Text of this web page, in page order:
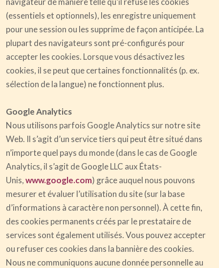
(essentiels et optionnels), les enregistre uniquement
pour une session ou les supprime de façon anticipée. La
plupart des navigateurs sont pré-configurés pour
accepter les cookies. Lorsque vous désactivez les
cookies, il se peut que certaines fonctionnalités (p. ex.
sélection de la langue) ne fonctionnent plus.
Google Analytics
Nous utilisons parfois Google Analytics sur notre site
Web. Il s’agit d’un service tiers qui peut être situé dans
n’importe quel pays du monde (dans le cas de Google
Analytics, il s’agit de Google LLC aux États-
Unis,www.google.com) grâce auquel nous pouvons
mesurer et évaluer l’utilisation du site (sur la base
d’informations à caractère non personnel). À cette fin,
des cookies permanents créés par le prestataire de
services sont également utilisés. Vous pouvez accepter
ou refuser ces cookies dans la bannière des cookies.
Nous ne communiquons aucune donnée personnelle au